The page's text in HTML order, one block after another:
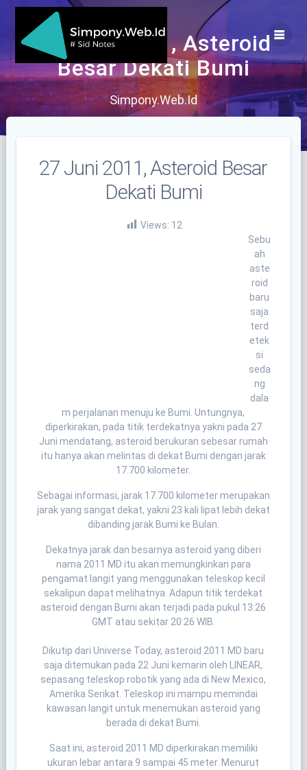
Skip
content
27 Juni 2011, Asteroid
Besar Dekati Bumi
Simpony.Web.Id
27 Juni 2011, Asteroid Besar
Dekati Bumi
Views: 12
Sebu
ah
aste
roid
baru
saja
terd
etek
si
seda
ng
dala
m perjalanan menuju ke Bumi. Untungnya,
diperkirakan, pada titik terdekatnya yakni pada 27
Juni mendatang, asteroid berukuran sebesar rumah
itu hanya akan melintas di dekat Bumi dengan jarak
17.700 kilometer.
Sebagai informasi, jarak 17.700 kilometer merupakan
jarak yang sangat dekat, yakni 23 kali lipat lebih dekat
dibanding jarak Bumi ke Bulan.
Dekatnya jarak dan besarnya asteroid yang diberi
nama 2011 MD itu akan memungkinkan para
pengamat langit yang menggunakan teleskop kecil
sekalipun dapat melihatnya. Adapun titik terdekat
asteroid dengan Bumi akan terjadi pada pukul 13:26
GMT atau sekitar 20:26 WIB.
Dikutip dari Universe Today, asteroid 2011 MD baru
saja ditemukan pada 22 Juni kemarin oleh LINEAR,
sepasang teleskop robotik yang ada di New Mexico,
Amerika Serikat. Teleskop ini mampu memindai
kawasan langit untuk menemukan asteroid yang
berada di dekat Bumi.
Saat ini, asteroid 2011 MD diperkirakan memiliki
ukuran lebar antara 9 sampai 45 meter. Menurut